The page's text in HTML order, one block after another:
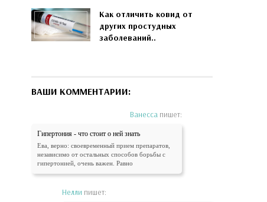
Как отличить ковид от
других простудных
заболеваний..
ВАШИ КОММЕНТАРИИ:
Ванесса пишет:
Гипертония - что стоит о ней знать
Ева, верно: своевременный прием препаратов,
независимо от остальных способов борьбы с
гипертонией, очень важен. Равно
Нелли пишет: